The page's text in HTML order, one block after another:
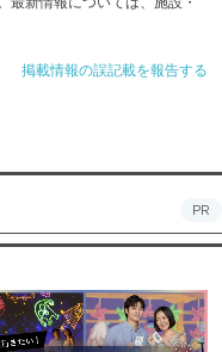
掲載情報の誤記載を報告する
PR